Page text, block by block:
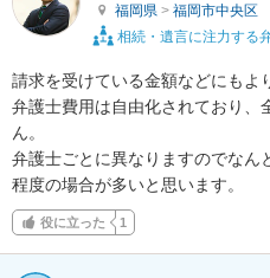
福岡県 > 福岡市中央区
相続・遺言に注力する
請求を受けている金額などにもよ
弁護士費用は自由化されており、
ん。
弁護士ごとに異なりますのでなん
程度の場合が多いと思います。
役に立った 1